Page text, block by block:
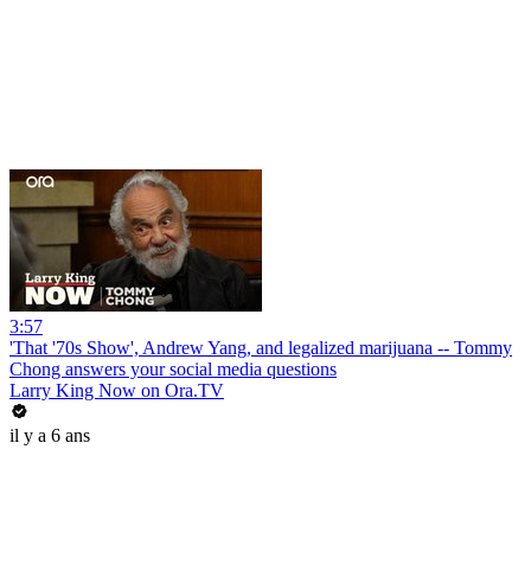
3:57
'That '70s Show', Andrew Yang, and legalized marijuana -- Tommy
Chong answers your social media questions
Larry King Now on Ora.TV
il y a 6 ans